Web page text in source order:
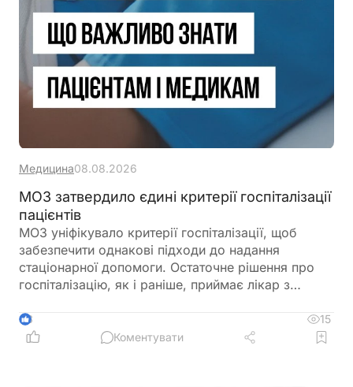
Медицина08.08.2026
МОЗ затвердило єдині критерії госпіталізації
пацієнтів
МОЗ уніфікувало критерії госпіталізації, щоб
забезпечити однакові підходи до надання
стаціонарної допомоги. Остаточне рішення про
госпіталізацію, як і раніше, приймає лікар з
3
15
Коментувати